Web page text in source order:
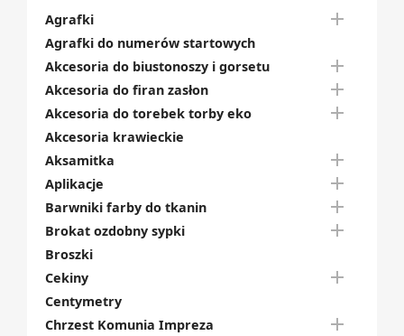
Agrafki 
Agrafki do numerów startowych
Akcesoria do biustonoszy i gorsetu

Akcesoria do firan zasłon 
Akcesoria do torebek torby eko 
Akcesoria krawieckie
Aksamitka

Aplikacje 
Barwniki farby do tkanin 
Brokat ozdobny sypki 
Broszki
Cekiny

Centymetry
Chrzest Komunia Impreza
